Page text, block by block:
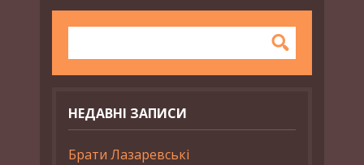
НЕДАВНІ ЗАПИСИ
Брати Лазаревські